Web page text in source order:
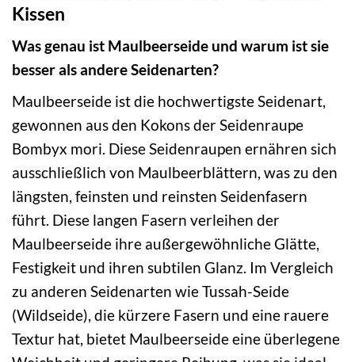
Kissen
Was genau ist Maulbeerseide und warum ist sie
besser als andere Seidenarten?
Maulbeerseide ist die hochwertigste Seidenart,
gewonnen aus den Kokons der Seidenraupe
Bombyx mori. Diese Seidenraupen ernähren sich
ausschließlich von Maulbeerblättern, was zu den
längsten, feinsten und reinsten Seidenfasern
führt. Diese langen Fasern verleihen der
Maulbeerseide ihre außergewöhnliche Glätte,
Festigkeit und ihren subtilen Glanz. Im Vergleich
zu anderen Seidenarten wie Tussah-Seide
(Wildseide), die kürzere Fasern und eine rauere
Textur hat, bietet Maulbeerseide eine überlegene